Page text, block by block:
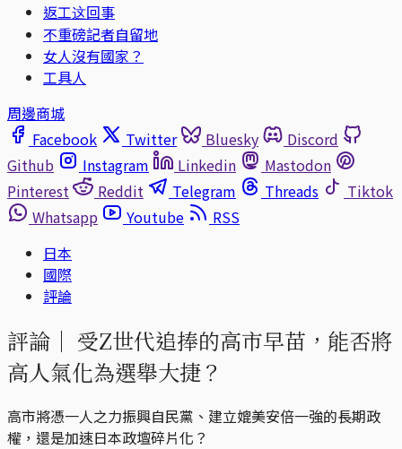
返工这回事
不重磅記者自留地
女人沒有國家？
工具人
周邊商城
Facebook
Twitter Bluesky
Discord
Github
Instagram Linkedin
Mastodon
Pinterest
Reddit Telegram Threads
Tiktok
Whatsapp
Youtube
RSS
日本
國際
評論
評論｜ 受Z世代追捧的高市早苗，能否將
高人氣化為選舉大捷？
高市將憑一人之力振興自民黨、建立媲美安倍一強的長期政
權，還是加速日本政壇碎片化？